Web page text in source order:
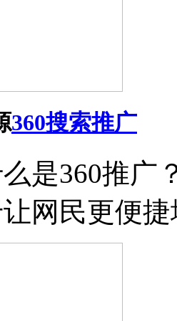
360搜索推广
是360推广
网民更便